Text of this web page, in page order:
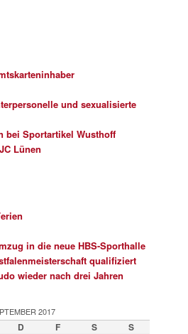
und sexualisierte
bei Sportartikel Wusthoff
Lünen
in die neue HBS-Sporthalle
qualifiziert
wieder nach drei Jahren
2017
D F S S